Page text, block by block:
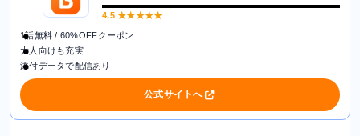
4.5★★★★★
1話無料 / 60%OFFクーポン
大人向けも充実
添付データで配信あり
公式サイトへ